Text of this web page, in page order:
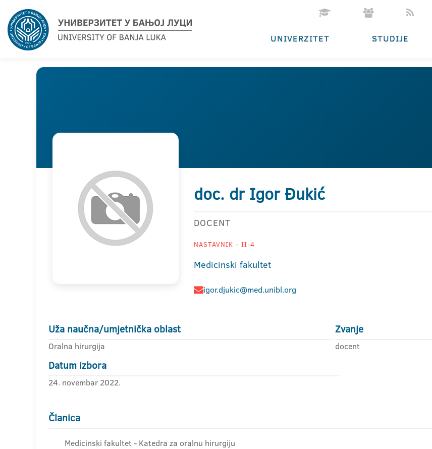
UNIVERZITET STUDIJE
doc. dr Igor Đukić
DOCENT
NASTAVNIK - II-4
Medicinski fakultet
igor.djukic@med.unibl.org
Uža naučna/umjetnička oblast
Oralna hirurgija
Zvanje
docent
Datum izbora
24. novembar 2022.
Članica
Medicinski fakultet - Katedra za oralnu hirurgiju